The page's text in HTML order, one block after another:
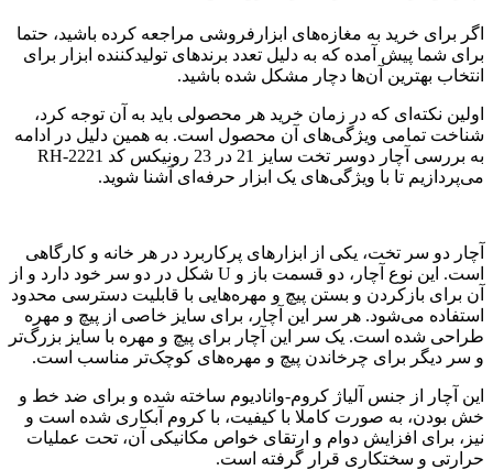
اگر برای خرید به مغازه‌های ابزارفروشی مراجعه کرده باشید، حتما
برای شما پیش آمده که به دلیل تعدد برندهای تولیدکننده ابزار برای
انتخاب بهترین آن‌ها دچار مشکل شده باشید.
اولین نکته‌ای که در زمان خرید هر محصولی باید به آن توجه کرد،
شناخت تمامی ویژگی‌های آن محصول است. به همین دلیل در ادامه
به بررسی آچار دوسر تخت سایز 21 در 23 رونیکس کد RH-2221
می‌پردازیم تا با ویژگی‌های یک ابزار حرفه‌ای آشنا شوید.
آچار دو سر تخت، یکی از ابزارهای پرکاربرد در هر خانه و کارگاهی
است. این نوع آچار، دو قسمت باز و U شکل در دو سر خود دارد و از
آن برای بازکردن و بستن پیچ و مهره‌هایی با قابلیت دسترسی محدود
استفاده می‌شود. هر سر این آچار، برای سایز خاصی از پیچ و مهره
طراحی شده است. یک سر این آچار برای پیچ و مهره با سایز بزرگ‌تر
و سر دیگر برای چرخاندن پیچ و مهره‌های کوچک‌تر مناسب است.
این آچار از جنس آلیاژ کروم-وانادیوم ساخته شده و برای ضد خط و
خش بودن، به صورت کاملا با کیفیت، با کروم آبکاری شده است و
نیز، برای افزایش دوام و ارتقای خواص مکانیکی آن، تحت عملیات
حرارتی و سختکاری قرار گرفته است.